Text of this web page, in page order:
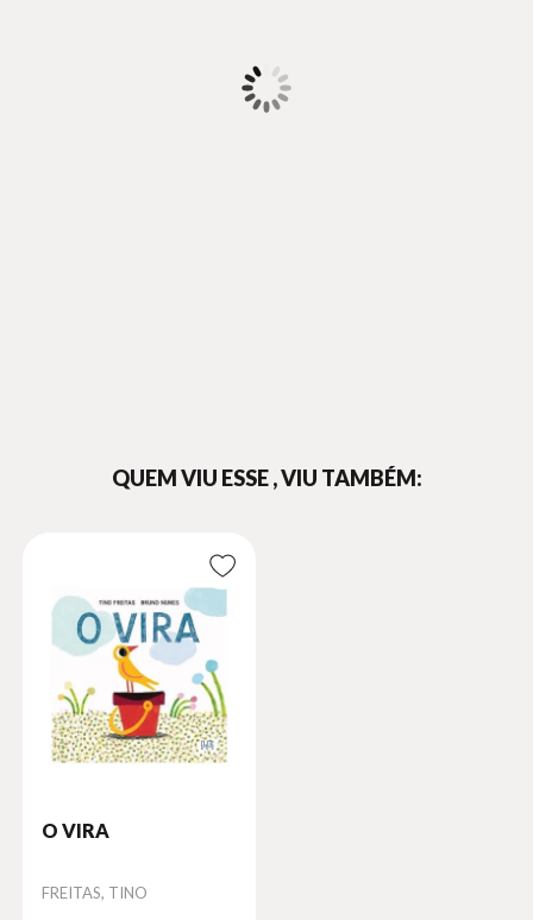
QUEM VIU ESSE , VIU TAMBÉM:
O VIRA
Autor
FREITAS, TINO